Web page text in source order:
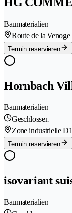
Baumaterialien
Route de la Venoge
Termin reservieren
Hornbach
Baumaterialien
Geschlossen
Zone industrielle D
Termin reservieren
isovariant
Baumaterialien